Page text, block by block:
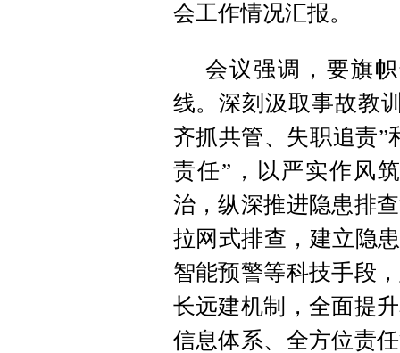
会工作情况汇报。
会议强调，要旗
线。深刻汲取事故教
齐抓共管、失职追责”
责任”，以严实作风
治，纵深推进隐患排
拉网式排查，建立隐
智能预警等科技手段
长远建机制，全面提
信息体系、全方位责